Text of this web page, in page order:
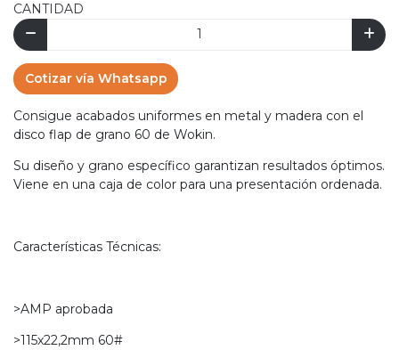
CANTIDAD
Cotizar vía Whatsapp
Consigue acabados uniformes en metal y madera con el
disco flap de grano 60 de Wokin.
Su diseño y grano específico garantizan resultados óptimos.
Viene en una caja de color para una presentación ordenada.
Características Técnicas:
>AMP aprobada
>115x22,2mm 60#